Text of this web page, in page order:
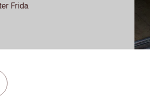
Frida.
jag låter så
passar dig. Det är